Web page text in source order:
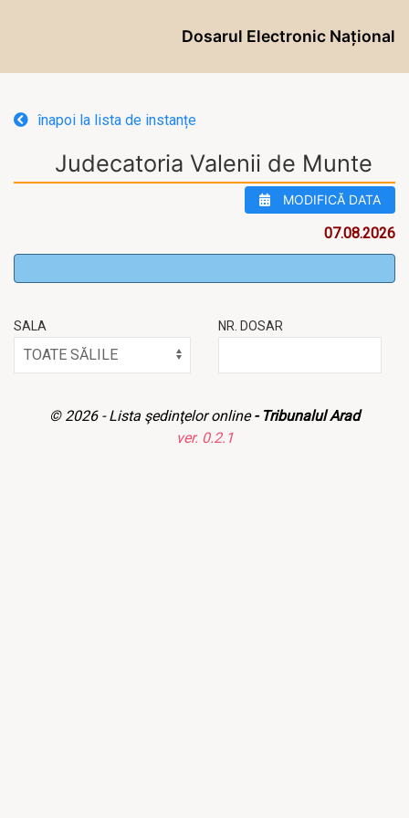
Dosarul Electronic Național
înapoi la lista de instanțe
Judecatoria Valenii de Munte
MODIFICĂ DATA
07.08.2026
SALA NR. DOSAR
© 2026 -Lista şedinţelor online - Tribunalul Arad
ver. 0.2.1